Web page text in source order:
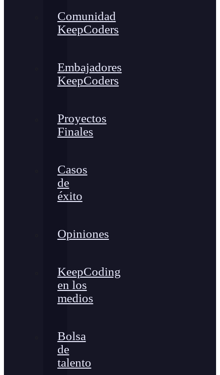
Comunidad
KeepCoders
Embajadores
KeepCoders
Proyectos
Finales
Casos
de
éxito
Opiniones
KeepCoding
en los
medios
Bolsa
de
talento